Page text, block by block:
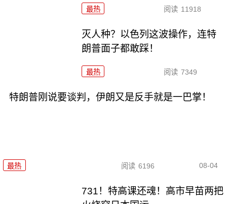
最热 阅读 11918
灭人种？以色列这波操作，连特
朗普面子都敢踩！
最热 阅读 7349
特朗普刚说要谈判，伊朗又是反手就是一巴掌！
最热 阅读 6196 08-04
731！特高课还魂！高市早苗两把